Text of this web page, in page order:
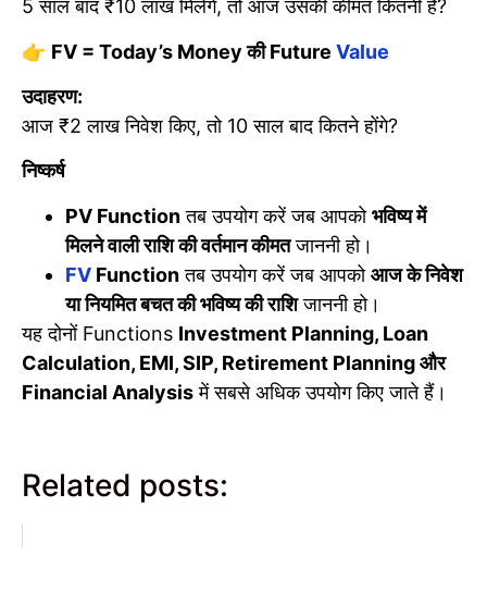
5 साल बाद ₹10 लाख मिलेंगे, तो आज उसकी कीमत कितनी है?
👉 FV = Today’s MoneyकीFuture Value
उदाहरण:
आज ₹2 लाख निवेश किए, तो 10 साल बाद कितने होंगे?
निष्कर्ष
PV Functionतब उपयोग करें जब आपकोभविष्य में
मिलने वाली राशि की वर्तमान कीमतजाननी हो।
FV Functionतब उपयोग करें जब आपकोआज के निवेश
या नियमित बचत की भविष्य की राशिजाननी हो।
यह दोनों Functions Investment Planning, Loan
Calculation, EMI, SIP, Retirement Planningऔर
Financial Analysisमें सबसे अधिक उपयोग किए जाते हैं।
Related posts: